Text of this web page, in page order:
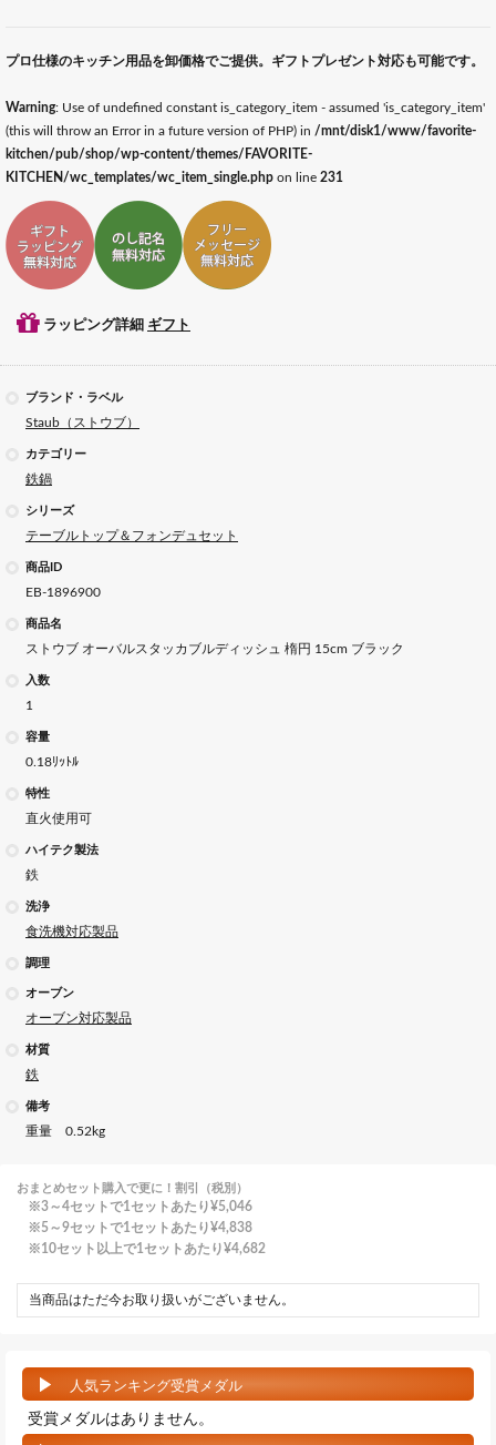
プロ仕様のキッチン用品を卸価格でご提供。ギフトプレゼント対応も可能です。
Warning: Use of undefined constant is_category_item - assumed 'is_category_item'
(this will throw an Error in a future version of PHP) in /mnt/disk1/www/favorite-
kitchen/pub/shop/wp-content/themes/FAVORITE-
KITCHEN/wc_templates/wc_item_single.php on line 231
ギフトラッピング対応ギフトのし記名対応
ラッピング詳細 ギフト
ブランド・ラベル
Staub（ストウブ）
カテゴリー
鉄鍋
シリーズ
テーブルトップ＆フォンデュセット
商品ID
EB-1896900
商品名
ストウブ オーバルスタッカブルディッシュ 楕円 15cm ブラック
入数
1
容量
0.18ﾘｯﾄﾙ
特性
直火使用可
ハイテク製法
鉄
洗浄
食洗機対応製品
調理
オーブン
オーブン対応製品
材質
鉄
備考
重量 0.52kg
おまとめセット購入で更に！割引（税別）
3～4セットで1セットあたり¥5,046
5～9セットで1セットあたり¥4,838
10セット以上で1セットあたり¥4,682
当商品はただ今お取り扱いがございません。
人気ランキング受賞メダル
受賞メダルはありません。